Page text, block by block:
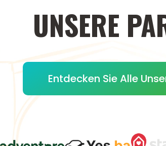
UNSERE
Entdecken Sie Alle